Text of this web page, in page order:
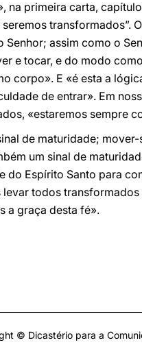
na primeira carta,
transformados”.
assim como o
e tocar, e do modo
corpo». E «é esta a
de entrar». Em
«estaremos sempre
de maturidade;
um sinal de
do Espírito Santo para
todos
a graça desta fé».
© Dicastério para a